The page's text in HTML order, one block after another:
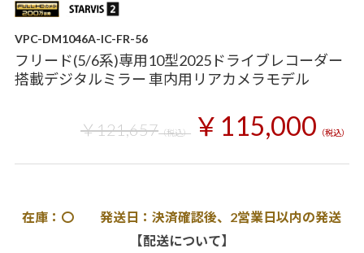
VPC-DM1046A-IC-FR-56
フリード(5/6系)専用10型2025ドライブレコーダー
搭載デジタルミラー 車内用リアカメラモデル
￥121,657（税込） ￥115,000 （税込）
在庫：〇 発送日：決済確認後、2営業日以内の発送
【配送について】